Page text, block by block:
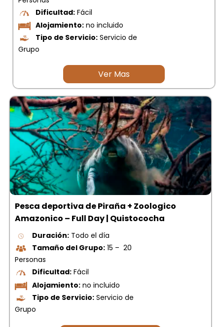
Dificultad: Fácil
Alojamiento: no incluido
Tipo de Servicio: Servicio de
Grupo
Ver Mas
Pesca deportiva de Piraña + Zoologico
Amazonico – Full Day | Quistococha
Duración: Todo el día
Tamaño del Grupo: 15 – 20
Personas
Dificultad: Fácil
Alojamiento: no incluido
Tipo de Servicio: Servicio de
Grupo